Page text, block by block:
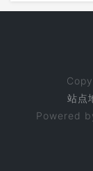
站点
Powered